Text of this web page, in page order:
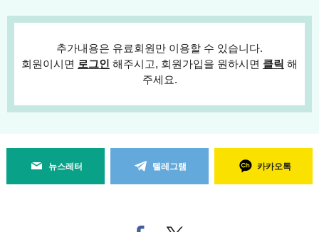
추가내용은 유료회원만 이용할 수 있습니다.
회원이시면 로그인 해주시고, 회원가입을 원하시면 클릭 해
주세요.
뉴스레터 텔레그램 카카오톡